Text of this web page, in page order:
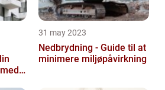
31 may 2023
Nedbrydning - Guide til at
minimere miljøpåvirkning